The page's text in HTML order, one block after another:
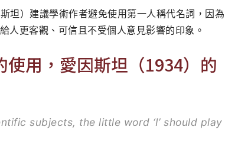
坦）建議學術作者避免使用第一人稱代名詞，因為
人更客觀、可信且不受個人意見影響的印象。
用，愛因斯坦（1934）的
subjects, the little word ‘I’ should play